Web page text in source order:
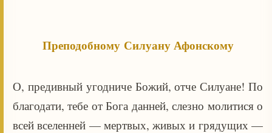
Преподобному Силуану Афонскому
О, предивный угодниче Божий, отче Силуане! По
благодати, тебе от Бога данней, слезно молитися о
всей вселенней — мертвых, живых и грядущих —